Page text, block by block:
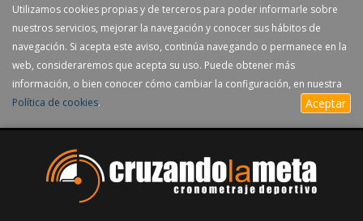
Utilizamos cookies propias y de terceros para poder informarle sobre
nuestros servicios, mejorar la navegación y conocer sus hábitos de
navegación. Si acepta este aviso, continúa navegando o permanece en la
web, consideraremos que acepta su uso. Puede obtener más
información, o bien conocer cómo cambiar la configuración, en nuestra
Política de cookies. Aceptar